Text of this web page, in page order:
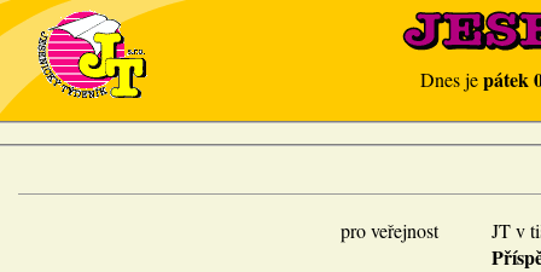
Dnes jepátek
pro veřejnost JT v